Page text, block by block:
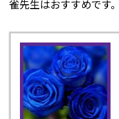
雀先生はおすすめです。